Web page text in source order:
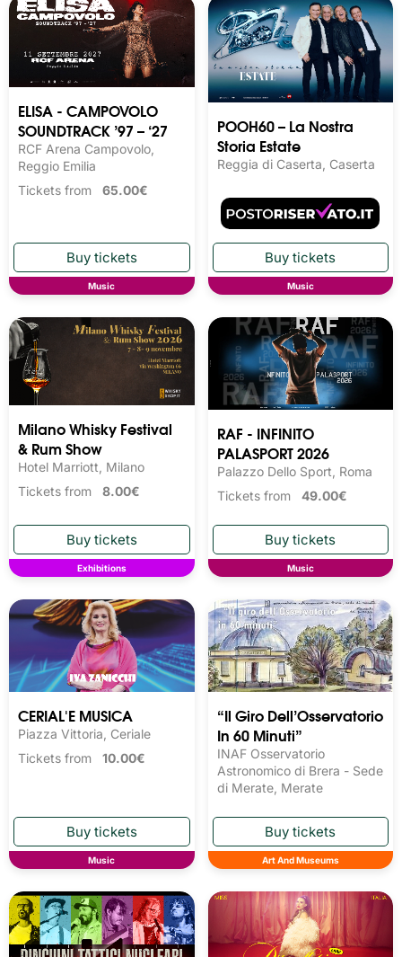
ELISA - CAMPOVOLO
SOUNDTRACK ’97 – ‘27
RCF Arena Campovolo,
Reggio Emilia
Tickets from 65.00€
Music
POOH60 – La Nostra
Storia Estate
Reggia di Caserta, Caserta
Music
Milano Whisky Festival
& Rum Show
Hotel Marriott, Milano
Tickets from 8.00€
Exhibitions
RAF - INFINITO
PALASPORT 2026
Palazzo Dello Sport, Roma
Tickets from 49.00€
Music
CERIAL'E MUSICA
Piazza Vittoria, Ceriale
Tickets from 10.00€
Music
“Il Giro Dell’Osservatorio
In 60 Minuti”
INAF Osservatorio
Astronomico di Brera - Sede
di Merate, Merate
Art And Museums